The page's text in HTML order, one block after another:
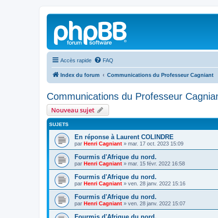
Accès rapide FAQ
Index du forum Communications du Professeur Cagniant
Communications du Professeur
Nouveau sujet
SUJETS
En réponse à Laurent COLINDRE
par Henri Cagniant » mar. 17 oct. 2023 15:09
Fourmis d'Afrique du nord.
par Henri Cagniant » mar. 15 févr. 2022 16:58
Fourmis d'Afrique du nord.
par Henri Cagniant » ven. 28 janv. 2022 15:16
Fourmis d'Afrique du nord.
par Henri Cagniant » ven. 28 janv. 2022 15:07